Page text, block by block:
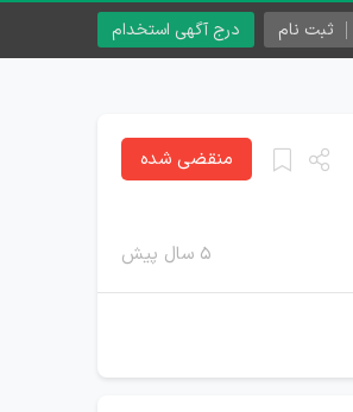
درج آگهی استخدام ثبت نام
۵ سال پیش
منقضی شده